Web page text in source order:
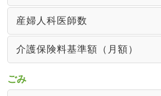
産婦人科医師数
介護保険料基準額（月額）
ごみ